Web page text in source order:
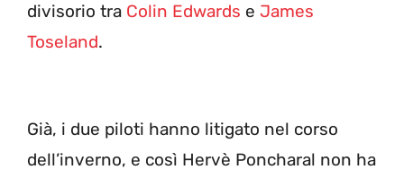
divisorio tra Colin Edwards e James
Toseland.
Già, i due piloti hanno litigato nel corso
dell’inverno, e così Hervè Poncharal non ha